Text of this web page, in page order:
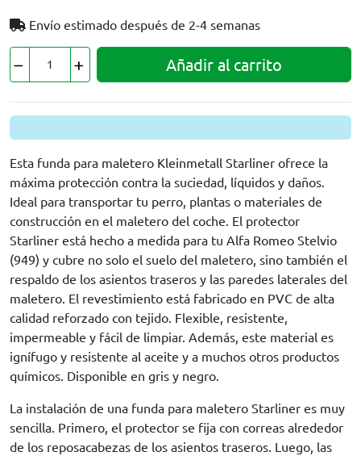
Envío estimado después de 2-4 semanas
Añadir al carrito
Esta funda para maletero Kleinmetall Starliner ofrece la
máxima protección contra la suciedad, líquidos y daños.
Ideal para transportar tu perro, plantas o materiales de
construcción en el maletero del coche. El protector
Starliner está hecho a medida para tu Alfa Romeo Stelvio
(949) y cubre no solo el suelo del maletero, sino también el
respaldo de los asientos traseros y las paredes laterales del
maletero. El revestimiento está fabricado en PVC de alta
calidad reforzado con tejido. Flexible, resistente,
impermeable y fácil de limpiar. Además, este material es
ignífugo y resistente al aceite y a muchos otros productos
químicos. Disponible en gris y negro.
La instalación de una funda para maletero Starliner es muy
sencilla. Primero, el protector se fija con correas alrededor
de los reposacabezas de los asientos traseros. Luego, las